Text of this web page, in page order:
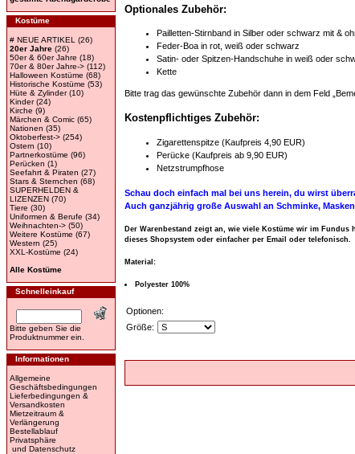
Kostüme
# NEUE ARTIKEL
(26)
20er Jahre (26)
50er & 60er Jahre (18)
70er & 80er Jahre-> (112)
Halloween Kostüme (68)
Historische Kostüme (53)
Hüte & Zylinder(10)
Kinder(24)
Kirche (9)
Märchen & Comic (65)
Nationen (35)
Oktoberfest-> (254)
Ostern (10)
Partnerkostüme (96)
Perücken (1)
Seefahrt & Piraten (27)
Stars & Sternchen (68)
SUPERHELDEN &
LIZENZEN (70)
Tiere (30)
Uniformen & Berufe (34)
Weihnachten-> (50)
Weitere Kostüme (67)
Western (25)
XXL-Kostüme (24)
Alle Kostüme
Schnelleinkauf
Bitte geben Sie die
Produktnummer ein.
Informationen
Allgemeine
Geschäftsbedingungen
Lieferbedingungen &
Versandkosten
Mietzeitraum &
Verlängerung
Bestellablauf
Privatsphäre
und Datenschutz
Optionales Zubehör:
Pailletten-Stirnband in Silber oder schwarz mit &
Feder-Boa in rot, weiß oder schwarz
Satin- oder Spitzen-Handschuhe in weiß oder
Kette
Bitte trag das gewünschte Zubehör dann in dem Feld
Kostenpflichtiges Zubehör:
Zigarettenspitze (Kaufpreis 4,90 EUR)
Perücke (Kaufpreis ab 9,90 EUR)
Netzstrumpfhose
Schau doch einfach mal bei uns herein, du wirst
Auch ganzjährig große Auswahl an Schminke,
Der Warenbestand zeigt an, wie viele Kostüme wir im
dieses Shopsystem oder einfacher per Email oder telefonisch.
Material:
Polyester 100%
Optionen:
Größe: